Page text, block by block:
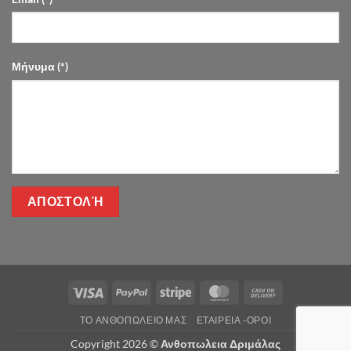
Μήνυμα (*)
Visa PayPal Stripe MasterCard
ΤΌ ΑΝΘΟΠΩΛΕΊΟ ΜΑΣ ΕΤΑΙΡΕΊΑ -ΟΡΟΙ
Copyright 2026 © Ανθοπωλεια Δριμάλας